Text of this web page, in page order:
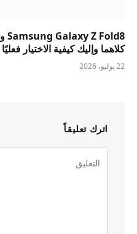
كلاهما وإليك كيفية الاختيار فعليًا
22 يوليو، 2026
اترك تعليقاً